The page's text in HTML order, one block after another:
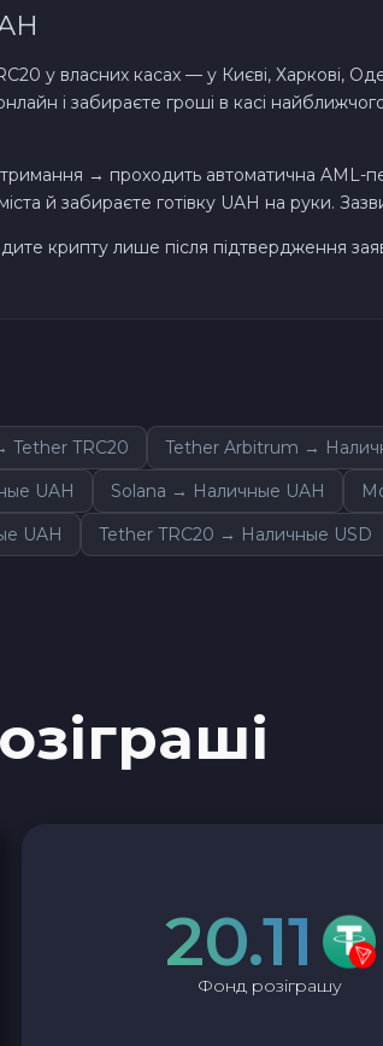
у власних касах — у Києві, Харкові,
і забираєте гроші в касі
→ проходить автоматична
й забираєте готівку UAH на руки.
крипту лише після підтвердження
Tether TRC20 Tether Arbitrum →
UAH Solana → Наличные UAH
UAH Tether TRC20 → Наличные USD
20.11
Фонд розіграшу